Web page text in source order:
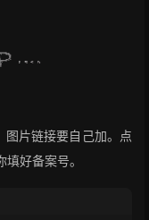
图片链接要自己加。点
好备案号。